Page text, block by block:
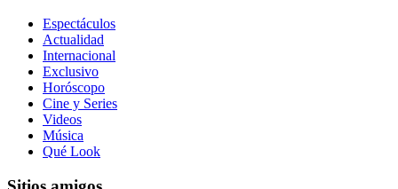
Espectáculos
Actualidad
Internacional
Exclusivo
Horóscopo
Cine y Series
Videos
Música
Qué Look